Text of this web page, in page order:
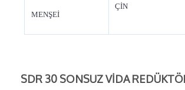
MENŞEİ
ÇİN
SDR 30 SONSUZ VİDA